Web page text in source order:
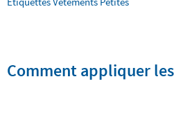
Comment appliquer